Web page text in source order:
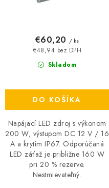
Skladom
€48,94 bez DPH
€60,20 / ks
DO KOŠÍKA
Napájací LED zdroj s výkonom
200 W, výstupom DC 12 V / 16
A a krytím IP67. Odporúčaná
LED záťaž je približne 160 W
pri 20 % rezerve.
Nestmievateľný.